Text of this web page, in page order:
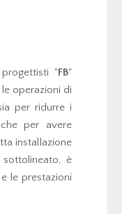
"FB"
operazioni di
per ridurre i
per avere
installazione
è
le prestazioni